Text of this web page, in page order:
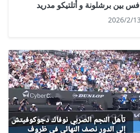
بين برشلونة و أتلتيكو مدريد
2026/2/13